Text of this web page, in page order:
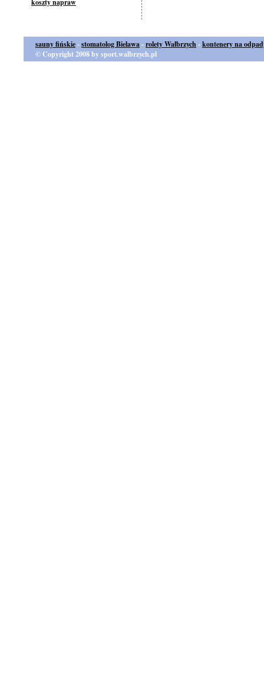
koszty napraw
sauny fińskie-stomatolog Bielawa-rolety Wałbrzych-kontenery na
© Copyright 2008 by sport.walbrzych.pl